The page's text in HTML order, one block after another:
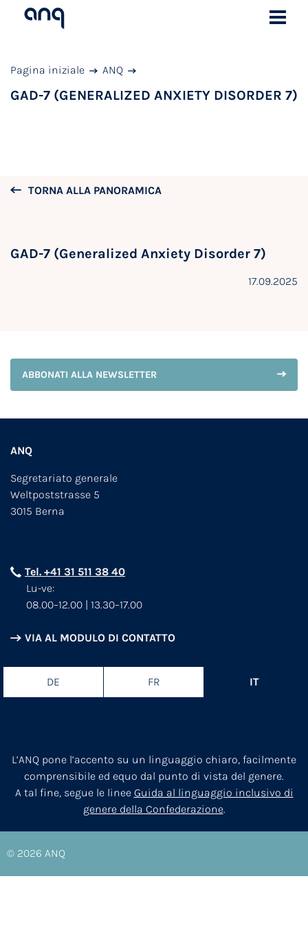
Pagina iniziale ANQ
GAD-7 (GENERALIZED ANXIETY DISORDER 7)
TORNA ALLA PANORAMICA
GAD-7 (Generalized Anxiety Disorder 7)
17.09.2025
ABBONATI ALLA NEWSLETTER
ANQ
Segretariato generale
Weltpoststrasse 5
3015 Berna
Tel. +41 31 511 38 40
Lu-ve:
08.00–12.00 | 13.30–17.00
VIA AL MODULO DI CONTATTO
DE FR IT
L’ANQ pone l’accento su un linguaggio chiaro, facilmente
comprensibile ed equo dal punto di vista del genere.
A tal fine, segue le linee Guida al linguaggio inclusivo di
genere della Confederazione.
© 2026 ANQ